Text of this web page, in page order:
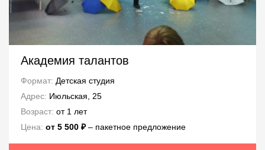
Академия талантов
Формат: Детская студия
Адрес: Июльская, 25
Возраст: от 1 лет
Цена: от 5 500 ₽– пакетное предложение